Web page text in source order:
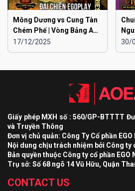
Mông Dương vs Cung Tàn
Chém Phế | Vòng Bảng AoE
Toàn Quốc Đại Chiến
EGOPLAY mùa 2
17/12/2025
Viu
30/
Giấy phép MXH số : 560/GP-BTTTT
và Truyền Thông
Đơn vị chủ quản: Công Ty Cổ phần
Nội dung chịu trách nhiệm bởi Công ty
Bản quyền thuộc Công ty cổ phần EGO
Trụ sở: Số 68 ngõ 14 Vũ Hữu, Quận
CONTACT US